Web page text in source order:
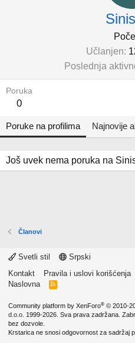
Učlanjen
Poslednja
Poruka
0
Poruke na profilima Najnovije
Još uvek nema poruka na
Članovi
Svetli stil
Srpski
Kontakt
Pravila i uslovi korišćenja
Naslovna
R
Community platform by XenForo® © 2010-
d.o.o. 1999-2026. Sva prava zadržana.
bez dozvole.
Krstarica ne snosi odgovornost za sadržaj